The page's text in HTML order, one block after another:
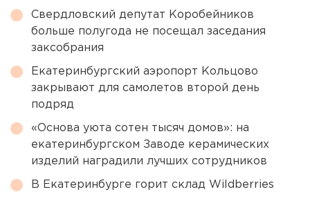
Свердловский депутат Коробейников
больше полугода не посещал заседания
заксобрания
Екатеринбургский аэропорт Кольцово
закрывают для самолетов второй день
подряд
«Основа уюта сотен тысяч домов»: на
екатеринбургском Заводе керамических
изделий наградили лучших сотрудников
В Екатеринбурге горит склад Wildberries